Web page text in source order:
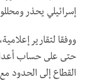
إسرائيلي يحذر
ووفقا لتقارير
حتى على حساب
القطاع إلى الحدود